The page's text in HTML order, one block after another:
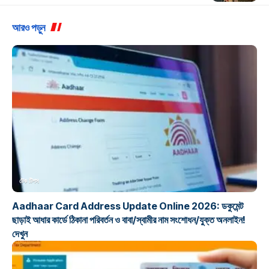
আরও পড়ুন
টেক টিপস
Aadhaar Card Address Update Online 2026: ডকুমেন্ট
ছাড়াই আধার কার্ডে ঠিকানা পরিবর্তন ও বাবা/স্বামীর নাম সংশোধন/যুক্ত অনলাইন!
দেখুন